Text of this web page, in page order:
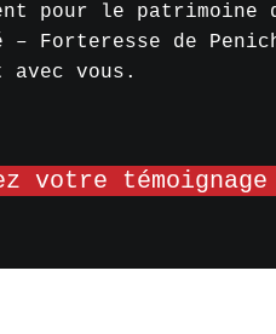
pour le patrimoine
– Forteresse de
avec vous.
votre témoignage